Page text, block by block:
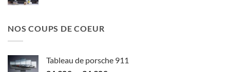
NOS COUPS DE COEUR
Tableau de porsche 911